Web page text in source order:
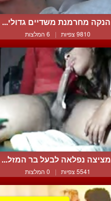
הנקה מחרמנת משדיים גדולי...
9810 צפיות | 6 המלצות
מציצה נפלאה לבעל בר המזל...
5541 צפיות | 0 המלצות